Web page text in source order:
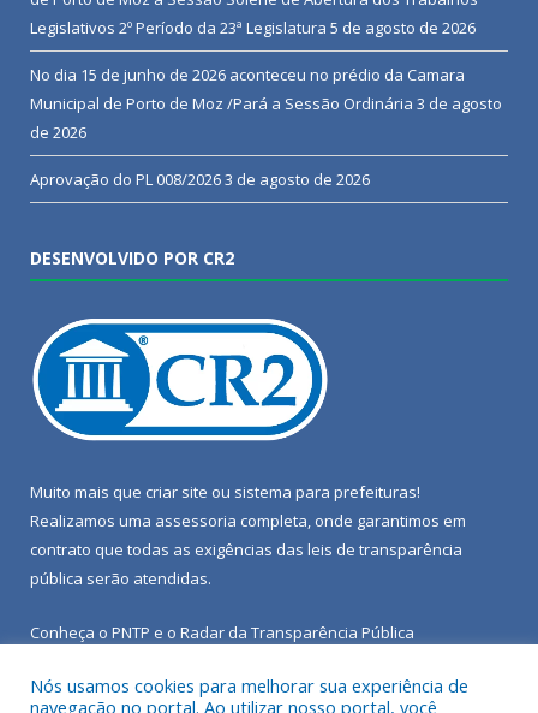
Legislativos 2º Período da 23ª Legislatura 5 de agosto de 2026
No dia 15 de junho de 2026 aconteceu no prédio da Camara
Municipal de Porto de Moz /Pará a Sessão Ordinária 3 de agosto
de 2026
Aprovação do PL 008/20263 de agosto de 2026
DESENVOLVIDO POR CR2
Muito mais que criar site ou sistema para prefeituras!
Realizamos uma assessoria completa, onde garantimos em
contrato que todas as exigências das leis de transparência
pública serão atendidas.
Conheça o PNTP e o Radar da Transparência Pública
Nós usamos cookies para melhorar sua experiência de
navegação no portal. Ao utilizar nosso portal, você